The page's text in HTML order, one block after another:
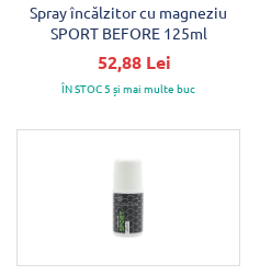
Spray încălzitor cu magneziu
SPORT BEFORE 125ml
52,88 Lei
ÎN STOC 5 și mai multe buc